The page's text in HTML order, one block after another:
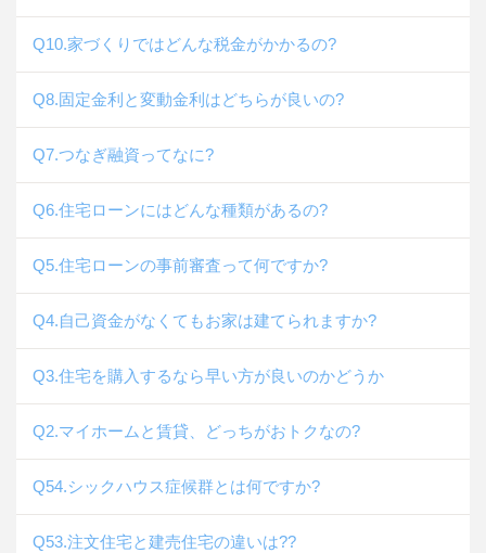
Q10.家づくりではどんな税金がかかるの?
Q8.固定金利と変動金利はどちらが良いの?
Q7.つなぎ融資ってなに?
Q6.住宅ローンにはどんな種類があるの?
Q5.住宅ローンの事前審査って何ですか?
Q4.自己資金がなくてもお家は建てられますか?
Q3.住宅を購入するなら早い方が良いのかどうか
Q2.マイホームと賃貸、どっちがおトクなの?
Q54.シックハウス症候群とは何ですか?
Q53.注文住宅と建売住宅の違いは??